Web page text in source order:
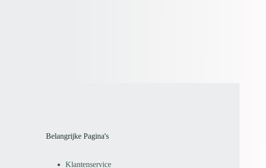
Belangrijke Pagina's
Klantenservice